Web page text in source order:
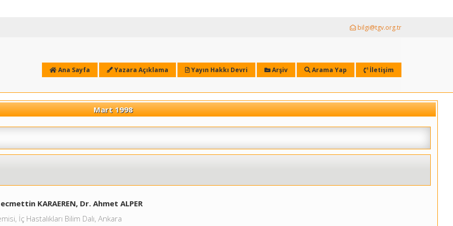
bilgi@tgv.org.tr
Ana Sayfa Yazara Açıklama Yayın Hakkı Devri Arşiv Arama Yap İletişim
Mart 1998
KARAEREN, Dr. Ahmet ALPER
İç Hastalıkları Bilim Dalı, Ankara